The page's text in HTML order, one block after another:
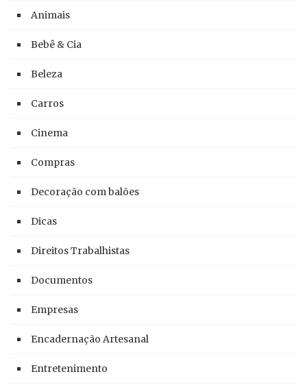
Animais
Bebê & Cia
Beleza
Carros
Cinema
Compras
Decoração com balões
Dicas
Direitos Trabalhistas
Documentos
Empresas
Encadernação Artesanal
Entretenimento